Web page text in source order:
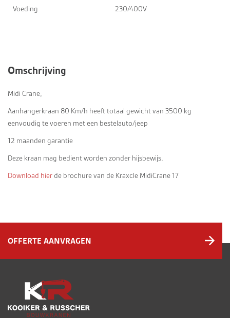
Voeding 230/400V
Omschrijving
Midi Crane,
Aanhangerkraan 80 Km/h heeft totaal gewicht van 3500 kg
eenvoudig te voeren met een bestelauto/jeep
12 maanden garantie
Deze kraan mag bedient worden zonder hijsbewijs.
Download hier de brochure van de Kraxcle MidiCrane 17
OFFERTE AANVRAGEN